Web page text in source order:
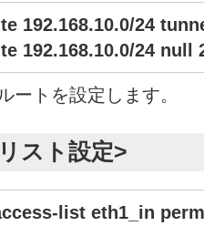
192.168.10.0/24
192.168.10.0/24 null
ートを設定します。
スト設定>
list eth1_in